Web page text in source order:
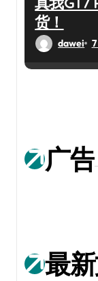
货！
dawei
广告
最